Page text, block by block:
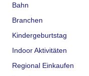
Bahn
Branchen
Kindergeburtstag
Indoor Aktivitäten
Regional Einkaufen